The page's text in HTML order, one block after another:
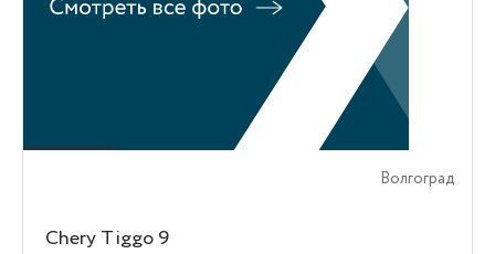
Волгоград
Chery Tiggo 9